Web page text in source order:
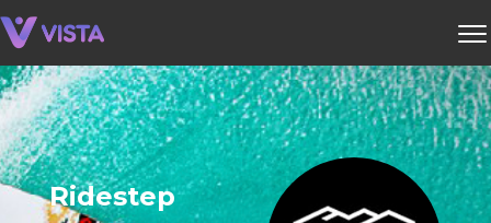
Ridestep